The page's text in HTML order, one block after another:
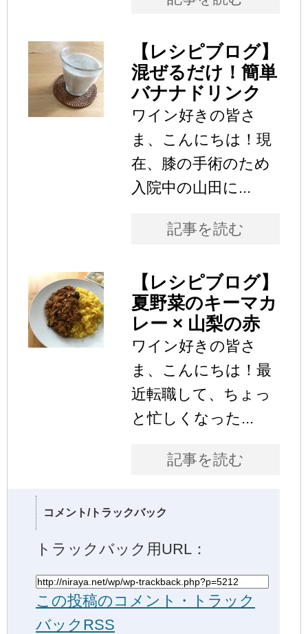
【レシピブログ】
混ぜるだけ！簡単
バナナドリンク
ワイン好きの皆さ
ま、こんにちは！現
在、膝の手術のため
入院中の山田に...
記事を読む
【レシピブログ】
夏野菜のキーマカ
レー × 山梨の赤
ワイン好きの皆さ
ま、こんにちは！最
近転職して、ちょっ
と忙しくなった...
記事を読む
コメント/トラックバック
トラックバック用URL：
この投稿のコメント・トラック
バックRSS